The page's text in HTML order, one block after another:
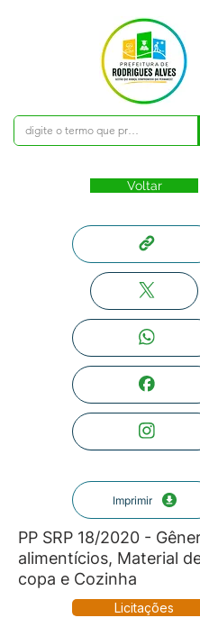
Voltar
Imprimir
PP SRP 18/2020 -
alimentícios, Material
copa e Cozinha
Licitações